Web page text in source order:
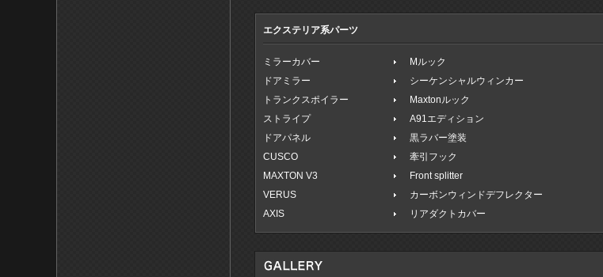
エクステリア系パーツ
ミラーカバー
Mルック
ドアミラー
シーケンシャルウィンカー
トランクスポイラー
Maxtonルック
ストライプ
A91エディション
ドアパネル
黒ラバー塗装
CUSCO
牽引フック
MAXTON V3
Front splitter
VERUS
カーボンウィンドデフレクター
AXIS
リアダクトカバー